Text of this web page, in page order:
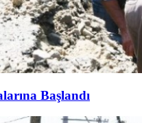
Başlandı